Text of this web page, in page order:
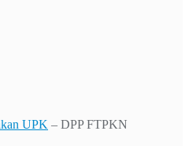
UPK – DPP FTPKN